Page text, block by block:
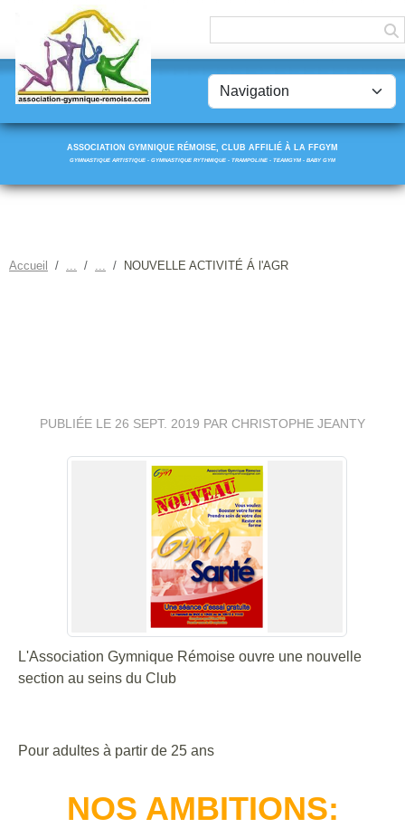
ASSOCIATION GYMNIQUE RÉMOISE, CLUB AFFILIÉ À LA FFGYM
GYMNASTIQUE ARTISTIQUE - GYMNASTIQUE RYTHMIQUE - TRAMPOLINE - TEAMGYM - BABY GYM
Accueil NOUVELLE ACTIVITÉ Á l'AGR
PUBLIÉE LE 26 SEPT. 2019 PAR CHRISTOPHE JEANTY
L'Association Gymnique Rémoise ouvre une nouvelle
section au seins du Club
Pour adultes à partir de 25 ans
NOS AMBITIONS:
Panneau de gestion des cookies